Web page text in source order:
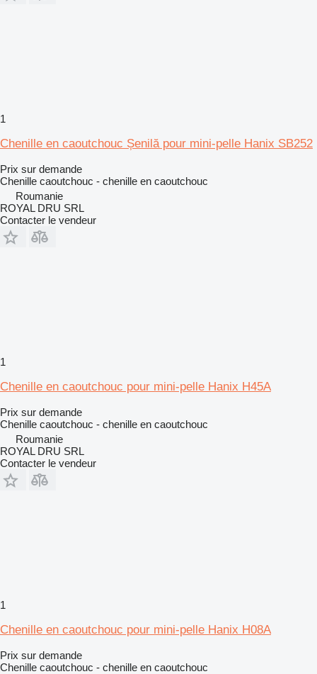
1
Chenille en caoutchouc Șenilă pour mini-pelle Hanix SB252
Prix sur demande
Chenille caoutchouc - chenille en caoutchouc
Roumanie
ROYAL DRU SRL
Contacter le vendeur
1
Chenille en caoutchouc pour mini-pelle Hanix H45A
Prix sur demande
Chenille caoutchouc - chenille en caoutchouc
Roumanie
ROYAL DRU SRL
Contacter le vendeur
1
Chenille en caoutchouc pour mini-pelle Hanix H08A
Prix sur demande
Chenille caoutchouc - chenille en caoutchouc